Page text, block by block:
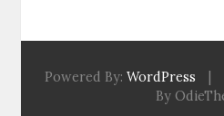
Powered By: WordPress
By